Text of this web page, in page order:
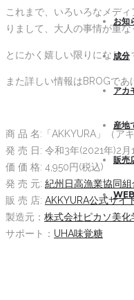
お知
成分
アカ
産地
販売
これまで、いろいろなメデ
りまして、大人の事情が重
とにかく嬉しい限りになりま
また詳しい情報はBROGであ
商 品 名:「AKKYURA」（ア
発 売 日: 令和3年(2021年)2月
価 価 格: 4,950円(税込)
発 売 元: 紀州日高漁業協同組
販 売 店: AKKYURA公式サイ
製造元： 株式会社ピカソ美化
サポート： UHA味覚糖